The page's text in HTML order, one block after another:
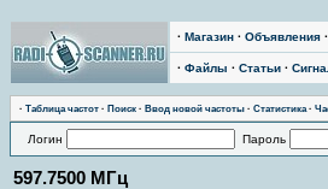
· Магазин · Объявления ·
· Файлы · Статьи ·
· Таблица частот · Поиск · Ввод новой частоты · Статистика·
Логин Пароль
597.7500 МГц